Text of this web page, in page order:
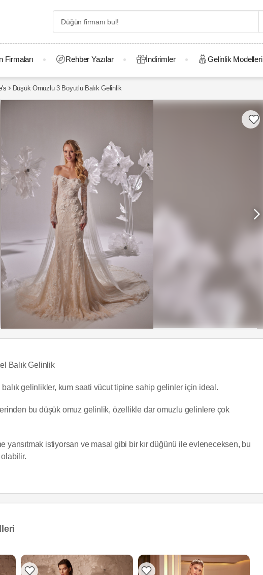
Firmaları Rehber Yazılar İndirimler Gelinlik Modelleri
Düşük Omuzlu 3 Boyutlu Balık Gelinlik
Balık Gelinlik
balık gelinlikler, kum saati vücut tipine sahip gelinler için ideal.
bu düşük omuz gelinlik, özellikle dar omuzlu gelinlere çok
yansıtmak istiyorsan ve masal gibi bir kır düğünü ile evleneceksen, bu